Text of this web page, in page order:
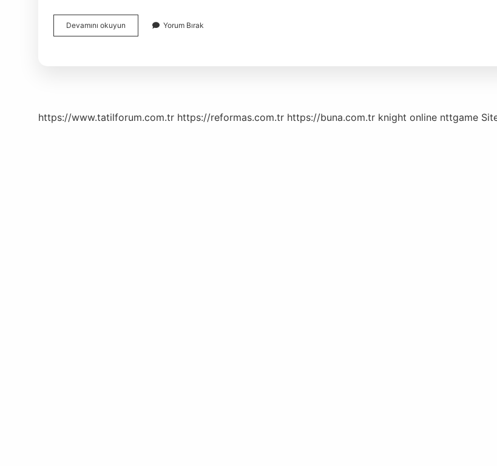
Devamını okuyun
Çuval
Yorum Bırak
https://www.tatilforum.com.tr https://reformas.com.tr https://buna.com.tr knight online nttgame